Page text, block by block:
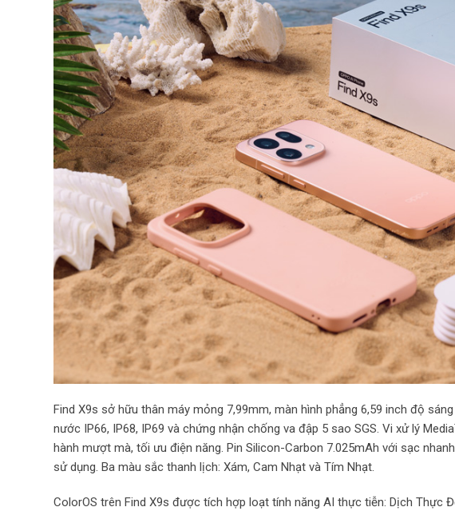
Find X9s sở hữu thân máy mỏng 7,99mm, màn hình phẳng 6,59 inch độ
nước IP66, IP68, IP69 và chứng nhận chống va đập 5 sao SGS. Vi xử lý
hành mượt mà, tối ưu điện năng. Pin Silicon-Carbon 7.025mAh với sạc
sử dụng. Ba màu sắc thanh lịch: Xám, Cam Nhạt và Tím Nhạt.
ColorOS trên Find X9s được tích hợp loạt tính năng AI thực tiễn: Dịch Thực